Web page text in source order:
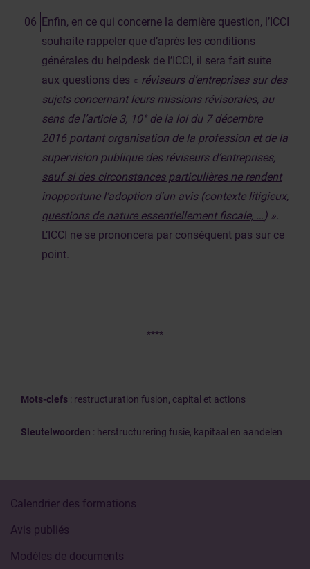
Enfin, en ce qui concerne la dernière question, l’ICCI
souhaite rappeler que d’après les conditions
générales du helpdesk de l’ICCI, il sera fait suite
aux questions des « réviseurs d’entreprises sur des
sujets concernant leurs missions révisorales, au
sens de l’article 3, 10° de la loi du 7 décembre
2016 portant organisation de la profession et de la
supervision publique des réviseurs d’entreprises,
sauf si des circonstances particulières ne rendent
inopportune l’adoption d’un avis (contexte litigieux,
questions de nature essentiellement fiscale, …) ».
L’ICCI ne se prononcera par conséquent pas sur ce
point.
****
Mots-clefs : restructuration fusion, capital et actions
Sleutelwoorden : herstructurering fusie, kapitaal en aandelen
Calendrier des formations
Avis publiés
Modèles de documents